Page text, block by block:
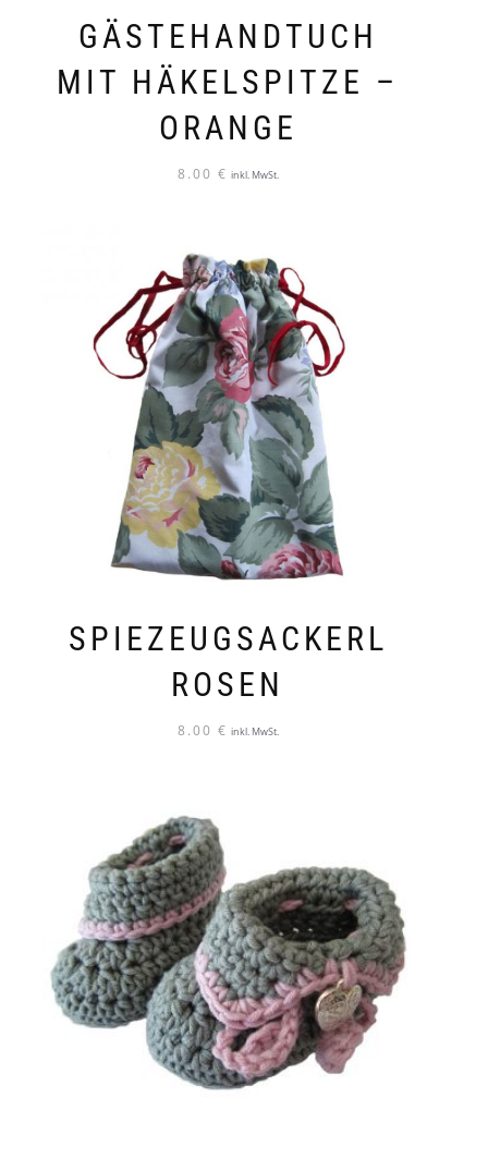
GÄSTEHANDTUCH
MIT HÄKELSPITZE –
ORANGE
8.00 € inkl. MwSt.
SPIEZEUGSACKERL
ROSEN
8.00 € inkl. MwSt.